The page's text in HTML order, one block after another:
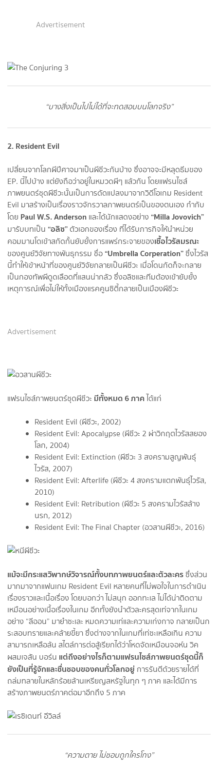
Advertisement
“บางสิ่งเป็นไปไม่ได้ที่จะทดสอบบนโลกจริง”
2. Resident Evil
เปลี่ยนจากโลกผีปีศาจมาเป็นผีชีวะกันบ้าง ซึ่งอาจจะมีหลุดธีมของ
EP. นี้ไปบ้าง แต่ยังถือว่าอยู่ในหมวดผีๆ แล้วกัน โดยแฟรนไชส์
ภาพยนตร์ชุดผีชีวะนั้นเป็นการดัดแปลงมาจากวิดีโอเกม Resident
Evil มาสร้างเป็นเรื่องราวจักรวาลภาพยนตร์เป็นของตนเอง กำกับ
โดย Paul W.S. Anderson และได้นักแสดงอย่าง “Milla Jovovich”
มารับบทเป็น “อลิซ”ตัวเอกของเรื่อง ที่ได้รับภารกิจให้นำหน่วย
คอมมานโดเข้าสกัดกั้นยับยั้งการแพร่กระจายของเชื้อไวรัสมรณะ
ของศูนย์วิจัยทางพันธุกรรม ชื่อ “Umbrella Corperation”ซึ่งไวรัส
นี้ทำให้เข้าหน้าที่ของศูนย์วิจัยกลายเป็นผีชีวะ เมื่อโดนกัดก็จะกลาย
เป็นกองทัพผีดูดเลือดที่แสนน่ากลัว ซึ่งอลิซและทีมต้องเข้ายับยั้ง
เหตุการณ์เพื่อไม่ให้ทั้งเมืองแรคคูนซิตี้กลายเป็นเมืองผีชีวะ
Advertisement
แฟรนไชส์ภาพยนตร์ชุดผีชีวะ มีทั้งหมด 6 ภาคได้แก่
Resident Evil (ผีชีวะ, 2002)
Resident Evil: Apocalypse (ผีชีวะ 2 ผ่าวิกฤตไวรัสสยอง
โลก, 2004)
Resident Evil: Extinction (ผีชีวะ 3 สงครามสูญพันธุ์
ไวรัส, 2007)
Resident Evil: Afterlife (ผีชีวะ 4 สงครามแตกพันธุ์ไวรัส,
2010)
Resident Evil: Retribution (ผีชีวะ 5 สงครามไวรัสล้าง
นรก, 2012)
Resident Evil: The Final Chapter (อวสานผีชีวะ, 2016)
แม้จะมีกระแสวิพากษ์วิจารณ์ทั้งบทภาพยนตร์และตัวละครซึ่งส่วน
มากมาจากแฟนเกม Resident Evil หลายคนที่ไม่พอใจในการดำเนิน
เรื่องราวและเนื้อเรื่อง โดยบอกว่า ไม่สนุก ออกทะเล ไม่ได้น่าติดตาม
เหมือนอย่างเนื้อเรื่องในเกม อีกทั้งยังนำตัวละครสุดเท่จากในเกม
อย่าง “ลีออน” มายำซะเละ หมดความเท่และความเก่งกาจ กลายเป็นก
ระสอบทรายและคล้ายขี้ยา ซึ่งต่างจากในเกมที่เท่ซะเหลือเกิน ความ
สามารถเหลือล้น สไตล์การต่อสู้เรียกได้ว่าโหดจัดเหมือนจอห์น วิค
ผสมเจสัน บอร์น แต่ถึงอย่างไรก็ตามแฟรนไชส์ภาพยนตร์ชุดนี้ก็
ยังเป็นที่รู้จักและชื่นชอบของคนทั่วโลกอยู่ การรันตีด้วยรายได้ที่
ถล่มทลายในหลักร้อยล้านเหรียญสหรัฐในทุก ๆ ภาค และได้มีการ
สร้างภาพยนตร์ภาคต่อมาอีกถึง 5 ภาค
“ความตาย ไม่ชอบถูกใครโกง”